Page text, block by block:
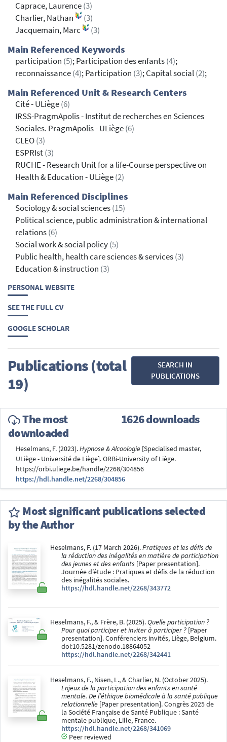
Caprace, Laurence(3)
Charlier, Nathan
(3)
Jacquemain, Marc
(3)
Main Referenced Keywords
participation (5); Participation des enfants(4);
reconnaissance(4); Participation (3); Capital social(2);
Main Referenced Unit & Research Centers
Cité - ULiège(6)
IRSS-PragmApolis - Institut de recherches en Sciences
Sociales. PragmApolis - ULiège(6)
CLEO(3)
ESPRIst(3)
RUCHE - Research Unit for a life-Course perspective on
Health & Education - ULiège(2)
Main Referenced Disciplines
Sociology & social sciences(15)
Political science, public administration & international
relations(6)
Social work & social policy(5)
Public health, health care sciences & services(3)
Education & instruction (3)
PERSONAL WEBSITE
SEE THE FULL CV
GOOGLE SCHOLAR
Publications (total
19)
SEARCH IN
PUBLICATIONS
The most
downloaded
1626 downloads
Heselmans, F. (2023).Hypnose & Alcoologie [Specialised master,
ULiège - Université de Liège]. ORBi-University of Liège.
https://orbi.uliege.be/handle/2268/304856
https://hdl.handle.net/2268/304856
Most significant publications selected
by the Author
Heselmans, F. (17 March 2026).Pratiques et les défis de
la réduction des inégalités en matière de participation
des jeunes et des enfants [Paper presentation].
Journée d’étude : Pratiques et défis de la réduction
des inégalités sociales.
https://hdl.handle.net/2268/343772
Heselmans, F., & Frère, B. (2025).Quelle participation ?
Pour quoi participer et inviter à participer ? [Paper
presentation]. Conférenciers invités, Liège, Belgium.
doi:10.5281/zenodo.18864052
https://hdl.handle.net/2268/342441
Heselmans, F., Nisen, L., & Charlier, N. (October 2025).
Enjeux de la participation des enfants en santé
mentale. De l’éthique biomédicale à la santé publique
relationnelle [Paper presentation]. Congrès 2025 de
la Société Française de Santé Publique : Santé
mentale publique, Lille, France.
https://hdl.handle.net/2268/341069
Peer reviewed